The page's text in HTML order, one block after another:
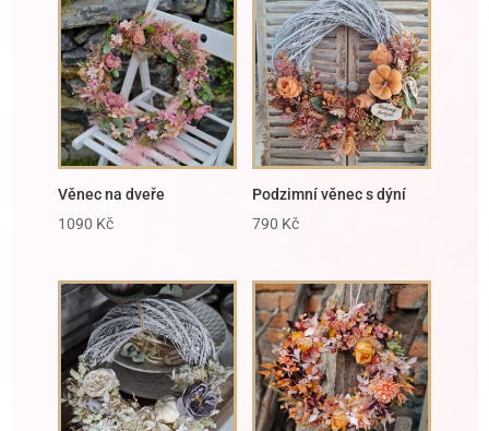
Věnec na dveře
1090 Kč
Podzimní věnec s dýní
790 Kč